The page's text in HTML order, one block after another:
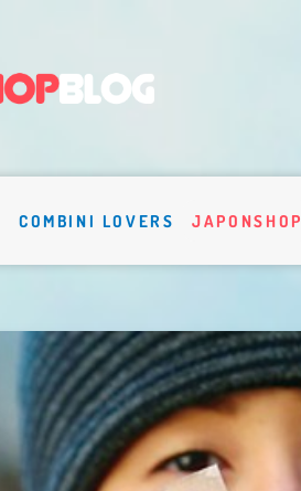
COMBINI LOVERS JAPONSHOP